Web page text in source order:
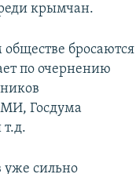
крымчан.
бросаются
по очернению
Госдума
т.д.
уже сильно